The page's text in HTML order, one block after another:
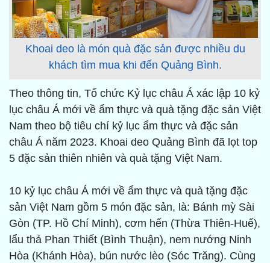
Khoai deo là món quà đặc sản được nhiều du
khách tìm mua khi đến Quảng Bình.
Theo thông tin, Tổ chức Kỷ lục châu Á xác lập 10 kỷ
lục châu Á mới về ẩm thực và quà tặng đặc sản Việt
Nam theo bộ tiêu chí kỷ lục ẩm thực và đặc sản
châu Á năm 2023. Khoai deo Quảng Bình đã lọt top
5 đặc sản thiên nhiên và quà tặng Việt Nam.
10 kỷ lục châu Á mới về ẩm thực và quà tặng đặc
sản Việt Nam gồm 5 món đặc sản, là: Bánh mỳ Sài
Gòn (TP. Hồ Chí Minh), cơm hến (Thừa Thiên-Huế),
lẩu thả Phan Thiết (Bình Thuận), nem nướng Ninh
Hòa (Khánh Hòa), bún nước lèo (Sóc Trăng). Cùng